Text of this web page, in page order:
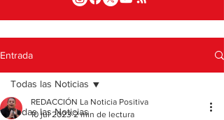
Entrada
Todas las Noticias
Todas las Noticias
REDACCIÓN La Noticia Positiva
10 jul 2023 2 min de lectura